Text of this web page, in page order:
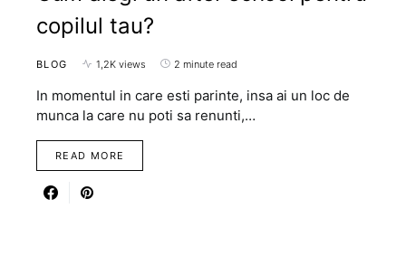
copilul tau?
BLOG 1,2K views 2 minute read
In momentul in care esti parinte, insa ai un loc de
munca la care nu poti sa renunti,…
READ MORE